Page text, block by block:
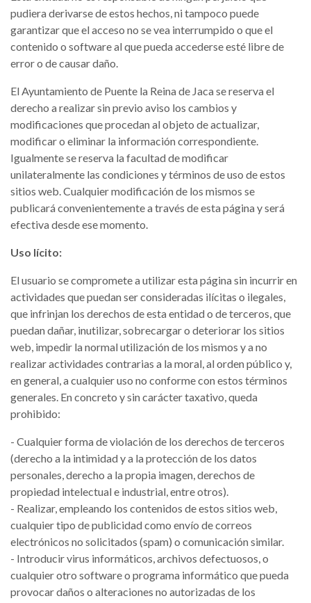
pudiera derivarse de estos hechos, ni tampoco puede
garantizar que el acceso no se vea interrumpido o que el
contenido o software al que pueda accederse esté libre de
error o de causar daño.
El Ayuntamiento de Puente la Reina de Jaca se reserva el
derecho a realizar sin previo aviso los cambios y
modificaciones que procedan al objeto de actualizar,
modificar o eliminar la información correspondiente.
Igualmente se reserva la facultad de modificar
unilateralmente las condiciones y términos de uso de estos
sitios web. Cualquier modificación de los mismos se
publicará convenientemente a través de esta página y será
efectiva desde ese momento.
Uso lícito:
El usuario se compromete a utilizar esta página sin incurrir en
actividades que puedan ser consideradas ilícitas o ilegales,
que infrinjan los derechos de esta entidad o de terceros, que
puedan dañar, inutilizar, sobrecargar o deteriorar los sitios
web, impedir la normal utilización de los mismos y a no
realizar actividades contrarias a la moral, al orden público y,
en general, a cualquier uso no conforme con estos términos
generales. En concreto y sin carácter taxativo, queda
prohibido:
- Cualquier forma de violación de los derechos de terceros
(derecho a la intimidad y a la protección de los datos
personales, derecho a la propia imagen, derechos de
propiedad intelectual e industrial, entre otros).
- Realizar, empleando los contenidos de estos sitios web,
cualquier tipo de publicidad como envío de correos
electrónicos no solicitados (spam) o comunicación similar.
- Introducir virus informáticos, archivos defectuosos, o
cualquier otro software o programa informático que pueda
provocar daños o alteraciones no autorizadas de los